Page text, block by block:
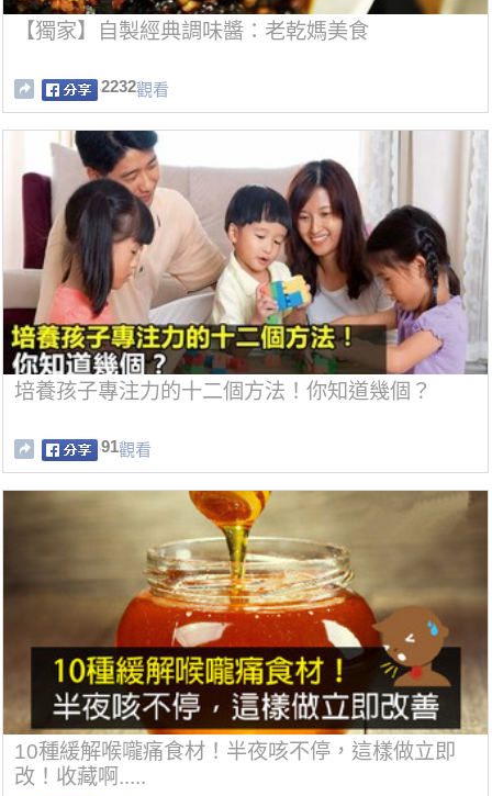
【獨家】自製經典調味醬：老乾媽美食
2232觀看
培養孩子專注力的十二個方法！你知道幾個？
91觀看
10種緩解喉嚨痛食材！半夜咳不停，這樣做立即
改！收藏啊.....